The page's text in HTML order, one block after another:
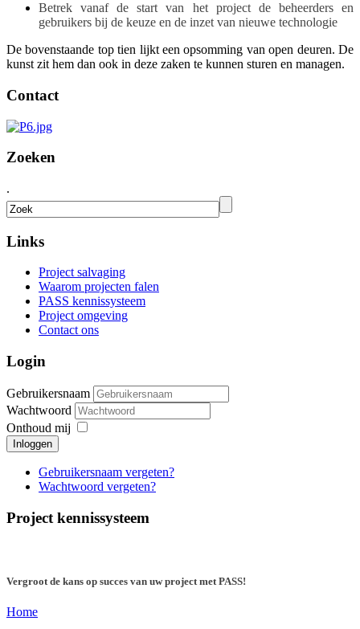
Betrek vanaf de start van het project de beheerders en
gebruikers bij de keuze en de inzet van nieuwe technologie
De bovenstaande top tien lijkt een opsomming van open deuren. De
kunst zit hem dan ook in deze zaken te kunnen sturen en managen.
Contact
Zoeken
.
Links
Project salvaging
Waarom projecten falen
PASS kennissysteem
Project omgeving
Contact ons
Login
Gebruikersnaam
Wachtwoord
Onthoud mij
Inloggen
Gebruikersnaam vergeten?
Wachtwoord vergeten?
Project kennissysteem
Vergroot de kans op succes van uw project met PASS!
Home